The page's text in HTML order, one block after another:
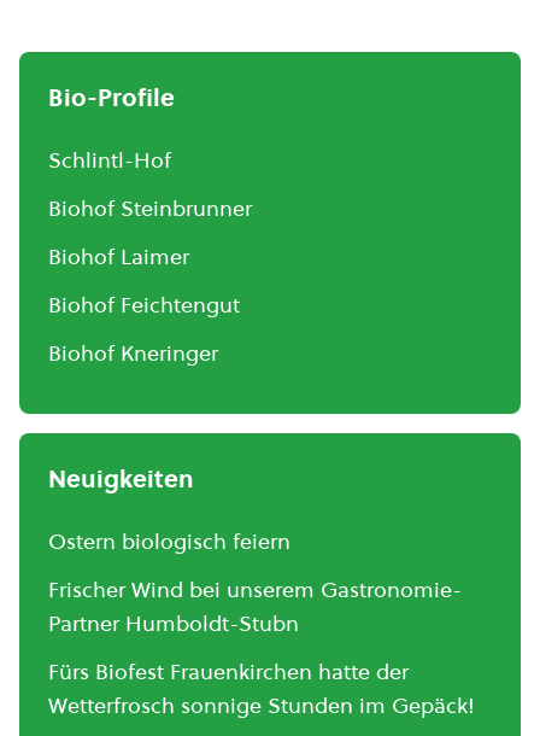
Bio-Profile
Schlintl-Hof
Biohof Steinbrunner
Biohof Laimer
Biohof Feichtengut
Biohof Kneringer
Neuigkeiten
Ostern biologisch feiern
Frischer Wind bei unserem Gastronomie-
Partner Humboldt-Stubn
Fürs Biofest Frauenkirchen hatte der
Wetterfrosch sonnige Stunden im Gepäck!